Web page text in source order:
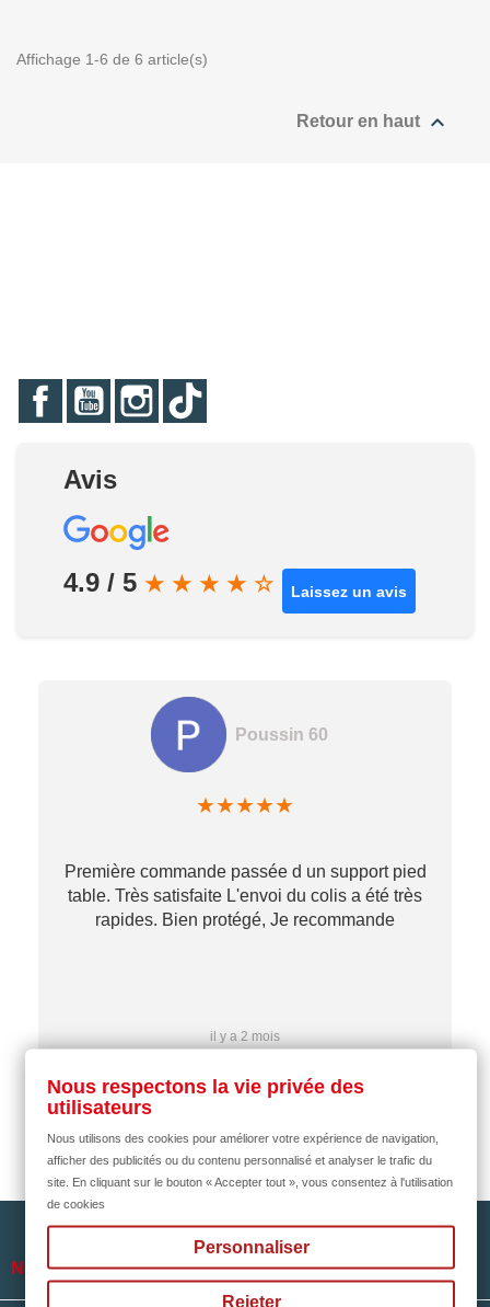
Affichage 1-6 de 6 article(s)
Retour en haut 
FacebookYouTubeInstagram
Avis
4.9 / 5 ★ ★ ★ ★ ☆ Laissez un avis
Poussin 60
★★★★★
Première commande passée d un support pied
table. Très satisfaite L'envoi du colis a été très
rapides. Bien protégé, Je recommande
il y a 2 mois
NOTRE SOCIÉTÉ 
Nous respectons la vie privée des
utilisateurs
Nous utilisons des cookies pour améliorer votre expérience de navigation,
afficher des publicités ou du contenu personnalisé et analyser le trafic du
site. En cliquant sur le bouton « Accepter tout », vous consentez à l'utilisation
de cookies
Personnaliser
Rejeter